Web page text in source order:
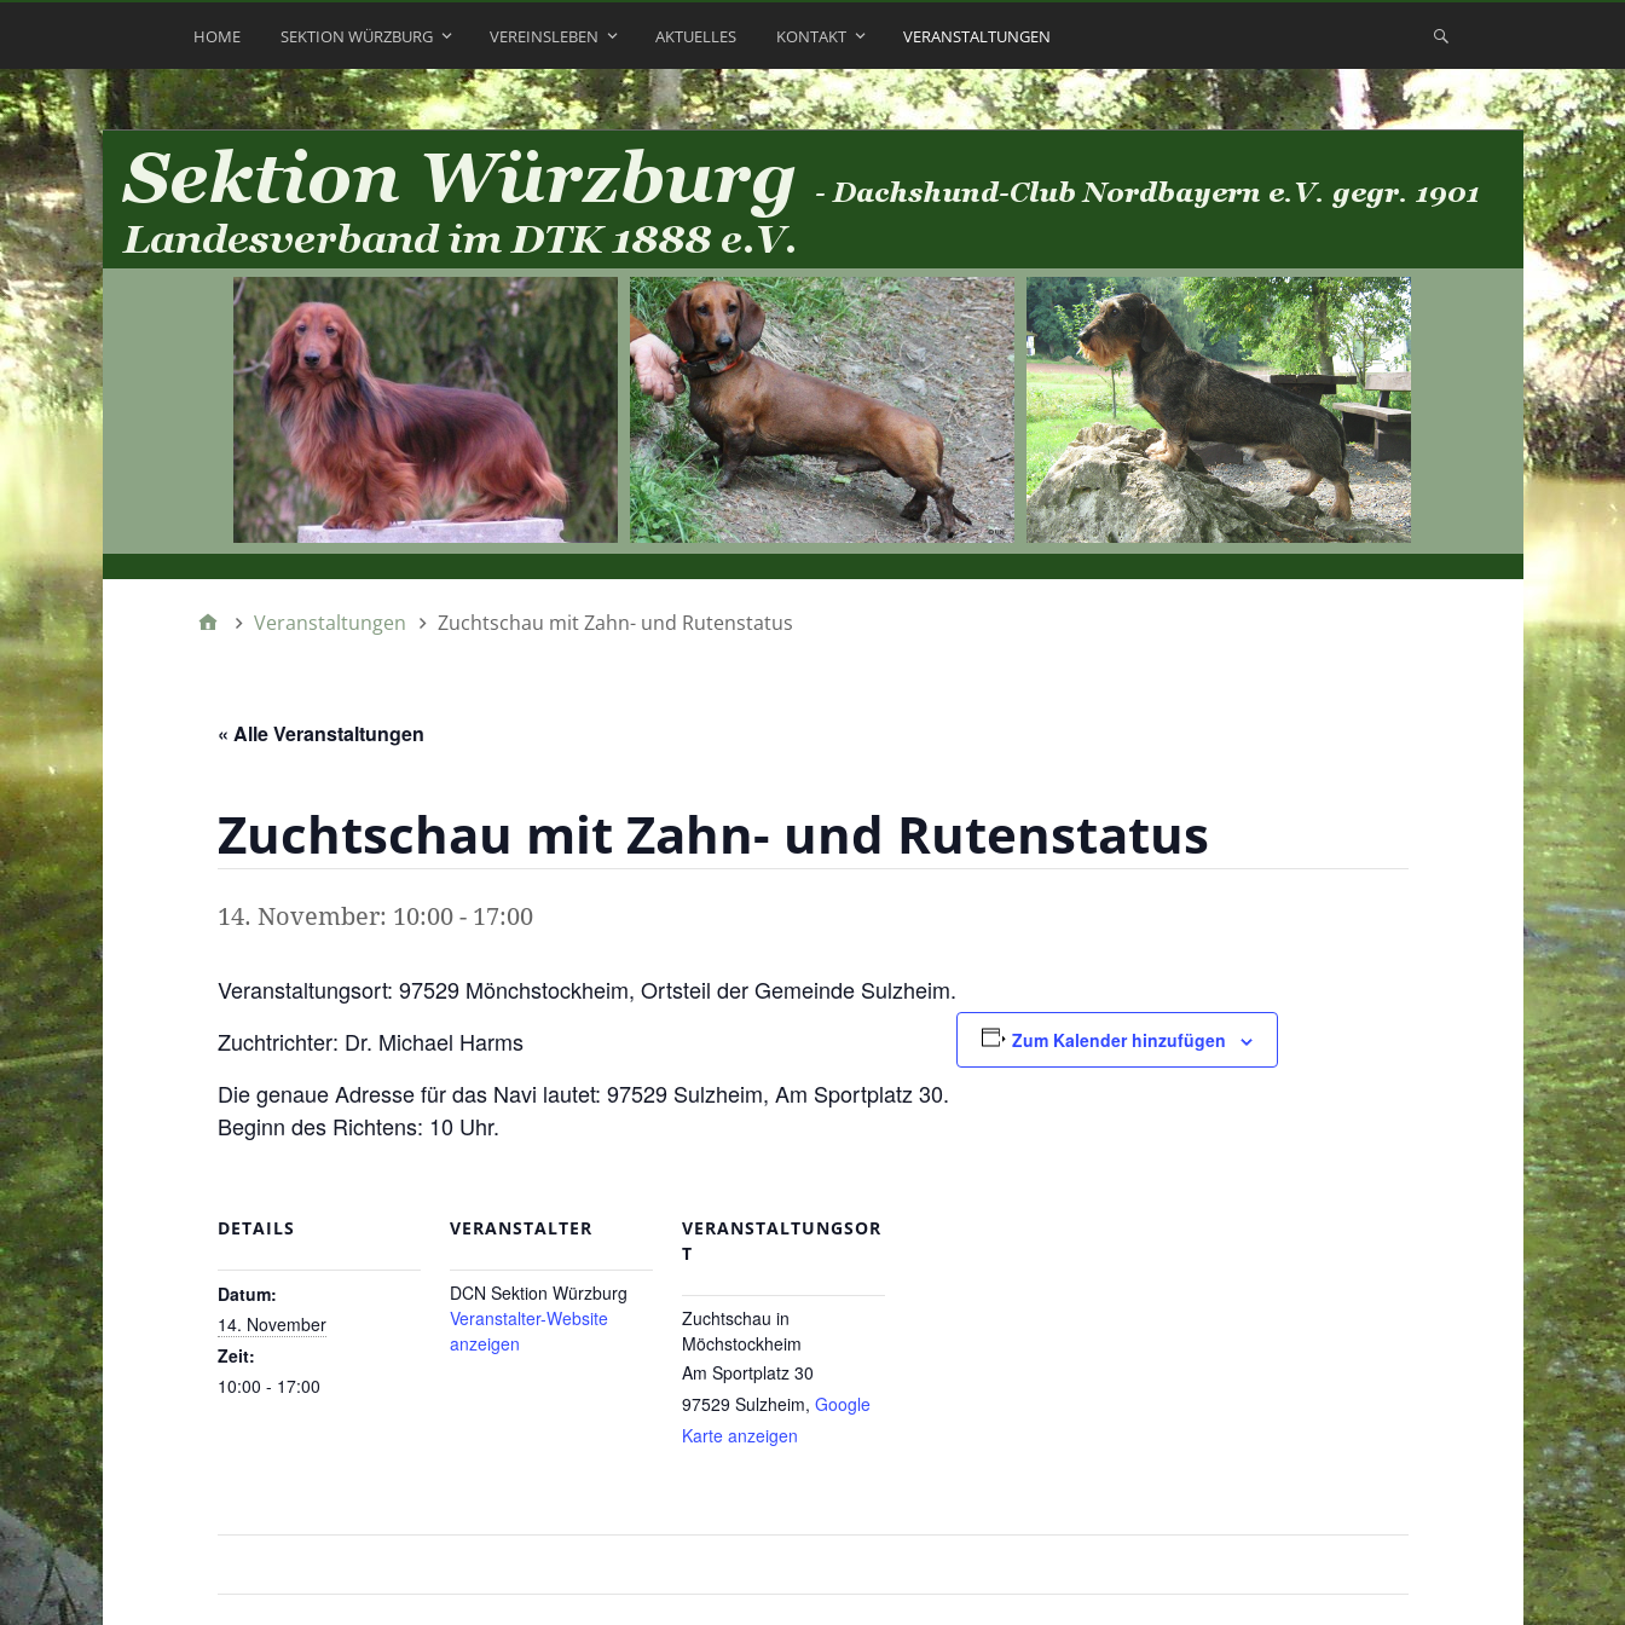
HOME SEKTION WÜRZBURG VEREINSLEBEN AKTUELLES KONTAKT VERANSTALTUNGEN
Veranstaltungen Zuchtschau mit Zahn- und Rutenstatus
« Alle Veranstaltungen
Zuchtschau mit Zahn- und Rutenstatus
14. November: 10:00- 17:00
Veranstaltungsort: 97529 Mönchstockheim, Ortsteil der Gemeinde Sulzheim.
Zuchtrichter: Dr. Michael Harms
Die genaue Adresse für das Navi lautet: 97529 Sulzheim, Am Sportplatz 30.
Beginn des Richtens: 10 Uhr.
Zum Kalender hinzufügen
DETAILS
Datum:
14. November
Zeit:
10:00 - 17:00
VERANSTALTER
DCN Sektion Würzburg
Veranstalter-Website
anzeigen
VERANSTALTUNGSOR
T
Zuchtschau in
Möchstockheim
Am Sportplatz 30
97529 Sulzheim, Google
Karte anzeigen